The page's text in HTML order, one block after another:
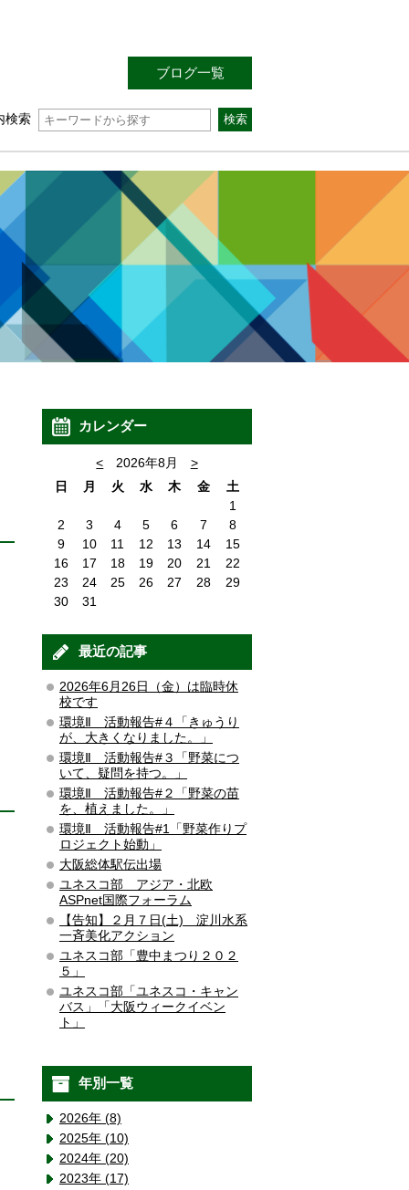
ブログ一覧
検索
カレンダー
< 2026年8月
>
日
月 火 水 木 金
土
1
2
3 4 5 6 7
8
9
10 11 12 13 14
15
16
17 18 19 20 21
22
23
24 25 26 27 28
29
30
31
最近の記事
2026年6月26日（金）は臨時休
校です
環境Ⅱ 活動報告#４「きゅうり
が、大きくなりました。」
環境Ⅱ 活動報告#３「野菜につ
いて、疑問を持つ。」
環境Ⅱ 活動報告#２「野菜の苗
を、植えました。」
環境Ⅱ 活動報告#1「野菜作りプ
ロジェクト始動」
大阪総体駅伝出場
ユネスコ部 アジア・北欧
ASPnet国際フォーラム
【告知】２月７日(土) 淀川水系
一斉美化アクション
ユネスコ部「豊中まつり２０２
５」
ユネスコ部「ユネスコ・キャン
バス」「大阪ウィークイベン
ト」
年別一覧
2026年 (8)
2025年 (10)
2024年 (20)
2023年 (17)